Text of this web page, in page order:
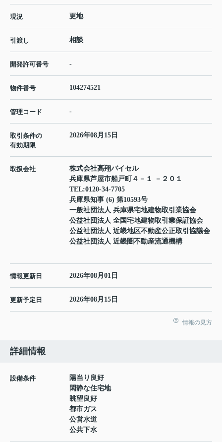
現況 更地
引渡し 相談
開発許可番号 -
物件番号 104274521
管理コード -
取引条件の
有効期限
2026年08月15日
取扱会社
株式会社高翔バイセル
兵庫県芦屋市船戸町４－１ －２０１
TEL:0120-34-7705
兵庫県知事 (6) 第10593号
一般社団法人 兵庫県宅地建物取引業協会
公益社団法人 全国宅地建物取引業保証協会
公益社団法人 近畿地区不動産公正取引協議会
公益社団法人 近畿圏不動産流通機構
情報更新日 2026年08月01日
更新予定日 2026年08月15日
情報の見方
詳細情報
設備条件
陽当り良好
閑静な住宅地
眺望良好
都市ガス
公営水道
公共下水